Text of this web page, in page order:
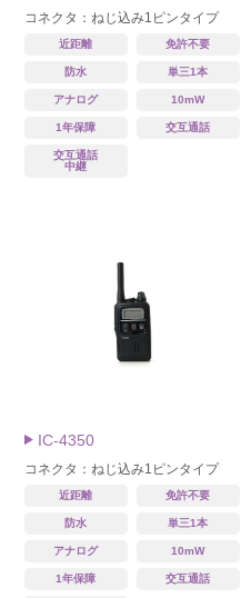
コネクタ：ねじ込み1ピンタイプ
近距離 免許不要
防水 単三1本
アナログ 10mW
1年保障 交互通話
交互通話
中継
IC-4350
コネクタ：ねじ込み1ピンタイプ
近距離 免許不要
防水 単三1本
アナログ 10mW
1年保障 交互通話